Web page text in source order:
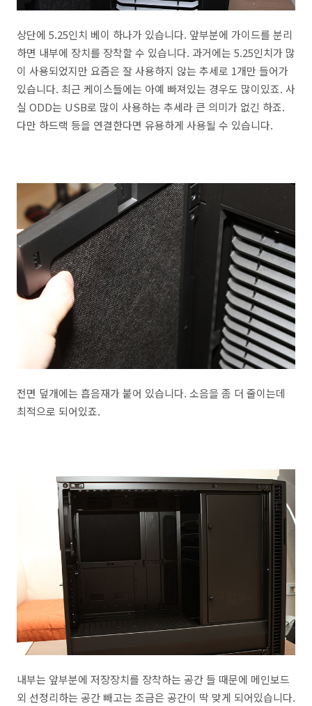
상단에 5.25인치 베이 하나가 있습니다. 앞부분에 가이드를 분리
하면 내부에 장치를 장착할 수 있습니다. 과거에는 5.25인치가 많
이 사용되었지만 요즘은 잘 사용하지 않는 추세로 1개만 들어가
있습니다. 최근 케이스들에는 아예 빠져있는 경우도 많이있죠. 사
실 ODD는 USB로 많이 사용하는 추세라 큰 의미가 없긴 하죠.
다만 하드랙 등을 연결한다면 유용하게 사용될 수 있습니다.
전면 덮개에는 흡음재가 붙어 있습니다. 소음을 좀 더 줄이는데
최적으로 되어있죠.
내부는 앞부분에 저장장치를 장착하는 공간 들 때문에 메인보드
외 선정리하는 공간 빼고는 조금은 공간이 딱 맞게 되어있습니다.